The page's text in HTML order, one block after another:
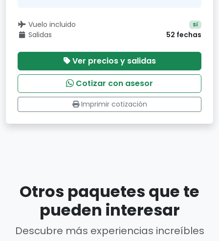
Vuelo incluido Sí
Salidas 52 fechas
Ver precios y salidas
Cotizar con asesor
Imprimir cotización
Otros paquetes que te
pueden interesar
Descubre más experiencias increíbles